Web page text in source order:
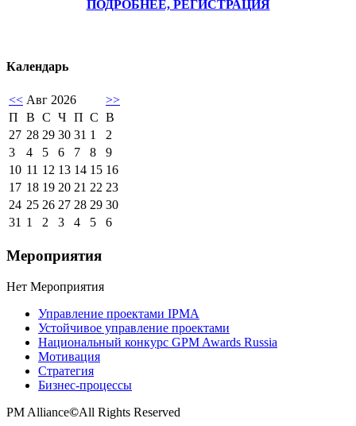
ПОДРОБНЕЕ, РЕГИСТРАЦИЯ
Календарь
<< Авг 2026
>>
П
В С Ч П С В
27 28 29 30 31 1
2
3
4 5 6 7 8
9
10 11 12 13 14 15 16
17 18 19 20 21 22 23
24 25 26 27 28 29 30
31 1 2 3 4 5 6
Мероприятия
Нет Мероприятия
Управление проектами IPMA
Устойчивое управление проектами
Национальный конкурс GPM Awards Russia
Мотивация
Стратегия
Бизнес-процессы
PM Alliance©All Rights Reserved